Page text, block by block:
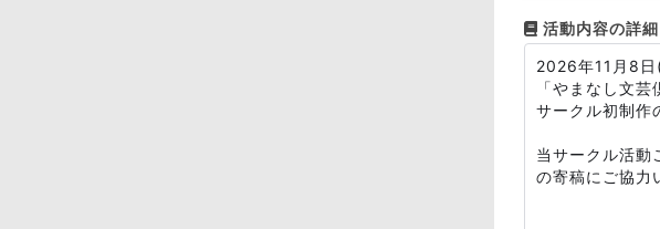
活動内容の詳細
2026年11月8
「やまなし文
サークル初制作
当サークル活動
の寄稿にご協力